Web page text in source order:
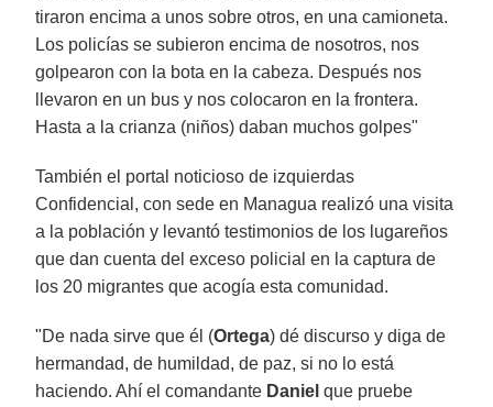
tiraron encima a unos sobre otros, en una camioneta.
Los policías se subieron encima de nosotros, nos
golpearon con la bota en la cabeza. Después nos
llevaron en un bus y nos colocaron en la frontera.
Hasta a la crianza (niños) daban muchos golpes"
También el portal noticioso de izquierdas
Confidencial, con sede en Managua realizó una visita
a la población y levantó testimonios de los lugareños
que dan cuenta del exceso policial en la captura de
los 20 migrantes que acogía esta comunidad.
"De nada sirve que él (Ortega) dé discurso y diga de
hermandad, de humildad, de paz, si no lo está
haciendo. Ahí el comandante Daniel que pruebe